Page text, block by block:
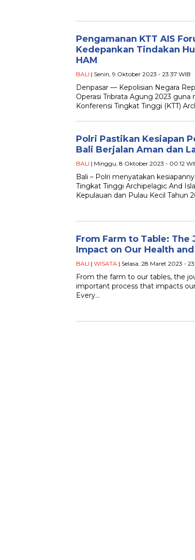
Pengamanan KTT AIS
Kedepankan Tindakan
HAM
BALI | Senin, 9 Oktober 2023 - 23:37 WIB
Denpasar — Kepolisian Negara
Operasi Tribrata Agung 2023
Konferensi Tingkat Tinggi (KTT)
Polri Pastikan Kesiapan
Bali Berjalan Aman dan
BALI | Minggu, 8 Oktober 2023 - 00:12
Bali – Polri menyatakan
Tingkat Tinggi Archipelagic And
Kepulauan dan Pulau Kecil Tahun
From Farm to Table:
Impact on Our Health
BALI | WISATA | Selasa, 28 Maret 2023 -
From the farm to our tables, the
important process that impacts
Every…